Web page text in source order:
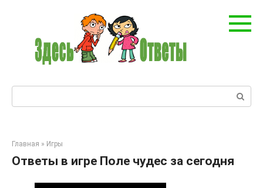
Поиск:
Главная » Игры
Ответы в игре Поле чудес за сегодня